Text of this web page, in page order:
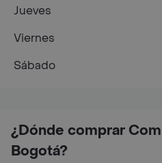
¿Dónde comprar
Bogotá?
Jueves
Viernes
Sábado